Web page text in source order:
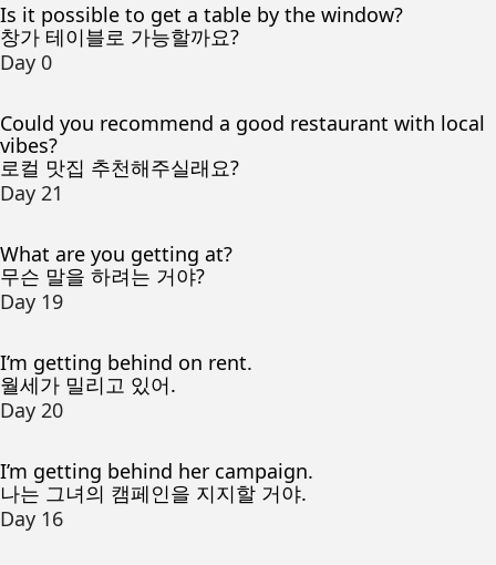
Is it possible to get a table by the window?
창가 테이블로 가능할까요?
Day 0
Could you recommend a good restaurant with local
vibes?
로컬 맛집 추천해주실래요?
Day 21
What are you getting at?
무슨 말을 하려는 거야?
Day 19
I’m getting behind on rent.
월세가 밀리고 있어.
Day 20
I’m getting behind her campaign.
나는 그녀의 캠페인을 지지할 거야.
Day 16